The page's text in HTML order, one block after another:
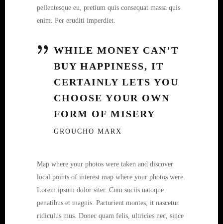
pellentesque eu, pretium quis consequat massa quis
enim. Per eruditi imperdiet.
WHILE MONEY CAN’T
BUY HAPPINESS, IT
CERTAINLY LETS YOU
CHOOSE YOUR OWN
FORM OF MISERY
GROUCHO MARX
Map where your photos were taken and discover
local points of interest map where your photos were.
Lorem ipsum dolor siter. Cum sociis natoque
penatibus et magnis. Parturient montes, it nascetur
ridiculus mus. Donec quam felis, ultricies nec, since